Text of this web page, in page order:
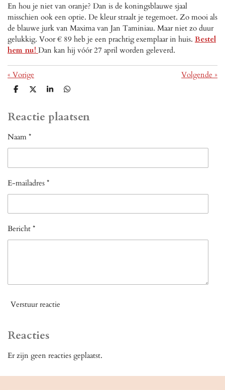
En hou je niet van oranje? Dan is de koningsblauwe sjaal
misschien ook een optie. De kleur straalt je tegemoet. Zo mooi als
de blauwe jurk van Maxima van Jan Taminiau. Maar niet zo duur
gelukkig. Voor € 89 heb je een prachtig exemplaar in huis. Bestel
hem nu! Dan kan hij vóór 27 april worden geleverd.
« Vorige Volgende »
D
e
n
D
l
S
r
e
D
e
n
Reactie plaatsen
Naam *
E-mailadres *
Bericht *
Verstuur reactie
Reacties
Er zijn geen reacties geplaatst.